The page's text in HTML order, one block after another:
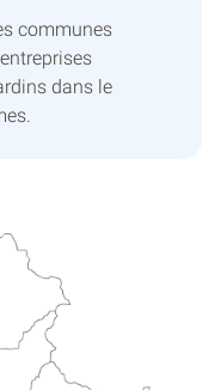
communes
dans le